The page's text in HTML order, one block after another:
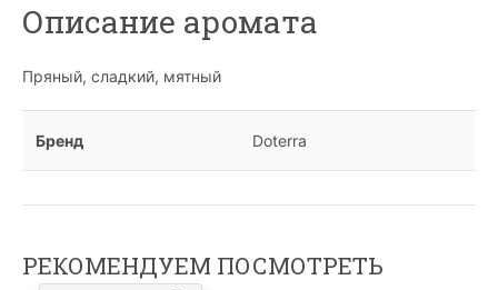
Описание аромата
Пряный, сладкий, мятный
Бренд Doterra
РЕКОМЕНДУЕМ ПОСМОТРЕТЬ